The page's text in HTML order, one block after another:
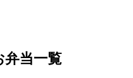
弁当一覧